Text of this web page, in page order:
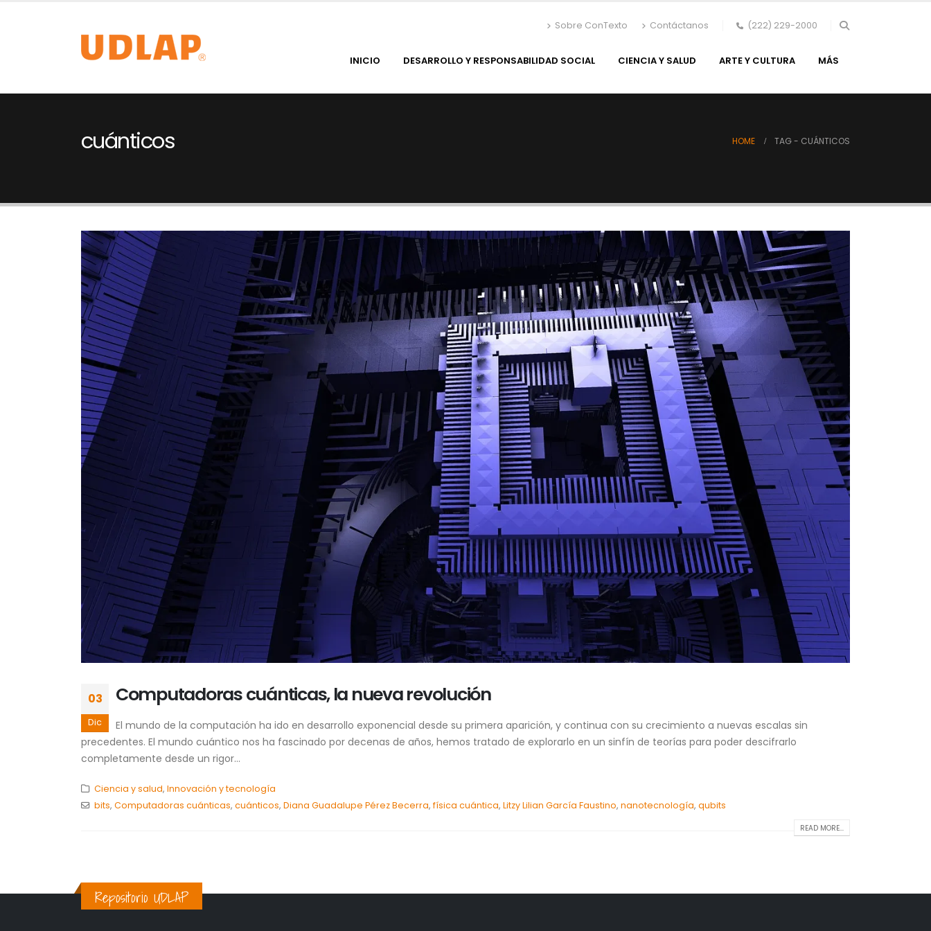
Sobre ConTexto Contáctanos (222) 229-2000
INICIO DESARROLLO Y RESPONSABILIDAD SOCIAL CIENCIA Y SALUD ARTE Y CULTURA MÁS
cuánticos HOME TAG - CUÁNTICOS
03
Dic
Computadoras cuánticas, la nueva revolución
El mundo de la computación ha ido en desarrollo exponencial desde su primera aparición, y continua con su crecimiento a nuevas escalas sin
precedentes. El mundo cuántico nos ha fascinado por decenas de años, hemos tratado de explorarlo en un sinfín de teorías para poder descifrarlo
completamente desde un rigor...
Ciencia y salud, Innovación y tecnología
bits, Computadoras cuánticas, cuánticos, Diana Guadalupe Pérez Becerra, física cuántica, Litzy Lilian García Faustino, nanotecnología, qubits
READ MORE...
Repositorio UDLAP